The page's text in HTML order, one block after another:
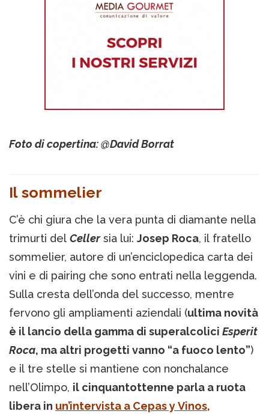
Foto di copertina: @David Borrat
Il sommelier
C’è chi giura che la vera punta di diamante nella
trimurti del Cellersia lui: Josep Roca, il fratello
sommelier, autore di un’enciclopedica carta dei
vini e di pairing che sono entrati nella leggenda.
Sulla cresta dell’onda del successo, mentre
fervono gli ampliamenti aziendali (ultima novità
è il lancio della gamma di superalcolici Esperit
Roca, ma altri progetti vanno “a fuoco lento”)
e il tre stelle si mantiene con nonchalance
nell’Olimpo, il cinquantottenne parla a ruota
libera in un’intervista a Cepas y Vinos,